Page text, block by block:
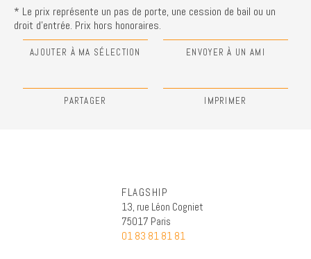
* Le prix représente un pas de porte, une cession de bail ou un
droit d'entrée. Prix hors honoraires.
AJOUTER À MA SÉLECTION ENVOYER À UN AMI
PARTAGER IMPRIMER
FLAGSHIP
13, rue Léon Cogniet
75017 Paris
01 83 81 81 81